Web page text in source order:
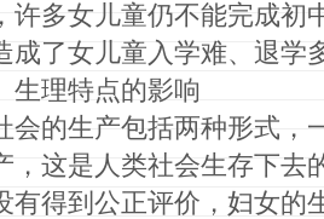
许多女儿童仍不能完成初
成了女儿童入学难、退学
生理特点的影响
会的生产包括两种形式，
，这是人类社会生存下去
有得到公正评价，妇女的